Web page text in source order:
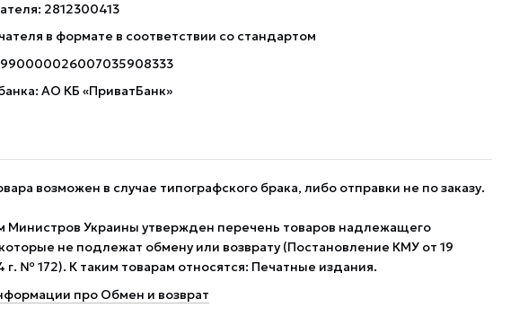
2812300413
в формате в соответствии со стандартом
АО КБ «ПриватБанк»
возможен в случае типографского брака, либо отправки не по заказу.
Министров Украины утвержден перечень товаров надлежащего
не подлежат обмену или возврату (Постановление КМУ от 19
г. № 172). К таким товарам относятся: Печатные издания.
про Обмен и возврат